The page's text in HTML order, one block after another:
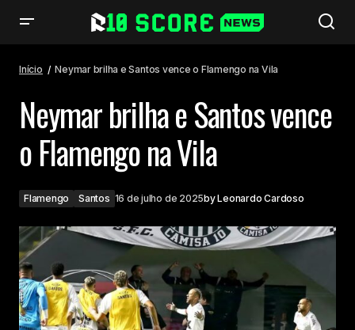
Início Neymar brilha e Santos vence o Flamengo na Vila
Neymar brilha e Santos vence
o Flamengo na Vila
Flamengo Santos 16 de julho de 2025byLeonardo Cardoso